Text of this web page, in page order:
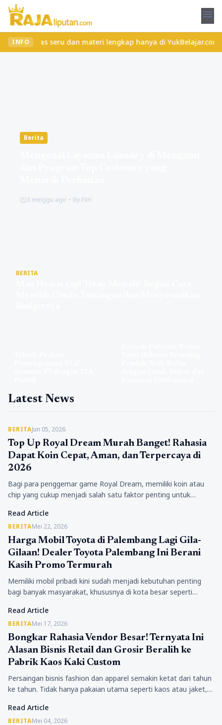
menu
INFO
kelas seru dan materi lengkap hanya di YukBelajar.com.
Berita
schedule3 minggu ago • By Fitri
BERITA
Latest News
BERITAJun 05, 2026
Top Up Royal Dream Murah Banget! Rahasia
Dapat Koin Cepat, Aman, dan Terpercaya di
2026
Bagi para penggemar game Royal Dream, memiliki koin atau
chip yang cukup menjadi salah satu faktor penting untuk
Read Article
BERITAMei 22, 2026
Harga Mobil Toyota di Palembang Lagi Gila-
Gilaan! Dealer Toyota Palembang Ini Berani
Kasih Promo Termurah
Memiliki mobil pribadi kini sudah menjadi kebutuhan penting
bagi banyak masyarakat, khususnya di kota besar seperti
membuat kendaraan…
Read Article
BERITAMei 17, 2026
Bongkar Rahasia Vendor Besar! Ternyata Ini
Alasan Bisnis Retail dan Grosir Beralih ke
Pabrik Kaos Kaki Custom
Persaingan bisnis fashion dan apparel semakin ketat dari tahun
ke tahun. Tidak hanya pakaian utama seperti kaos atau jaket,
Read Article
BERITAMei 04, 2026